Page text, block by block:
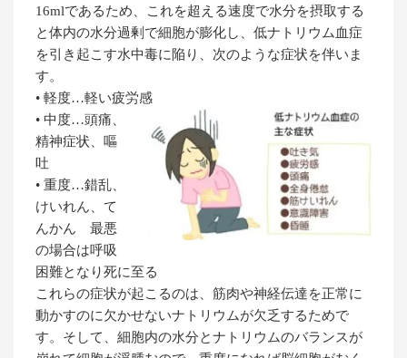
16mlであるため、これを超える速度で水分を摂取する
と体内の水分過剰で細胞が膨化し、低ナトリウム血症
を引き起こす水中毒に陥り、次のような症状を伴いま
す。
• 軽度…軽い疲労感
• 中度…頭痛、
精神症状、嘔
吐
• 重度…錯乱、
けいれん、て
んかん 最悪
の場合は呼吸
困難となり死に至る
これらの症状が起こるのは、筋肉や神経伝達を正常に
動かすのに欠かせないナトリウムが欠乏するためで
す。そして、細胞内の水分とナトリウムのバランスが